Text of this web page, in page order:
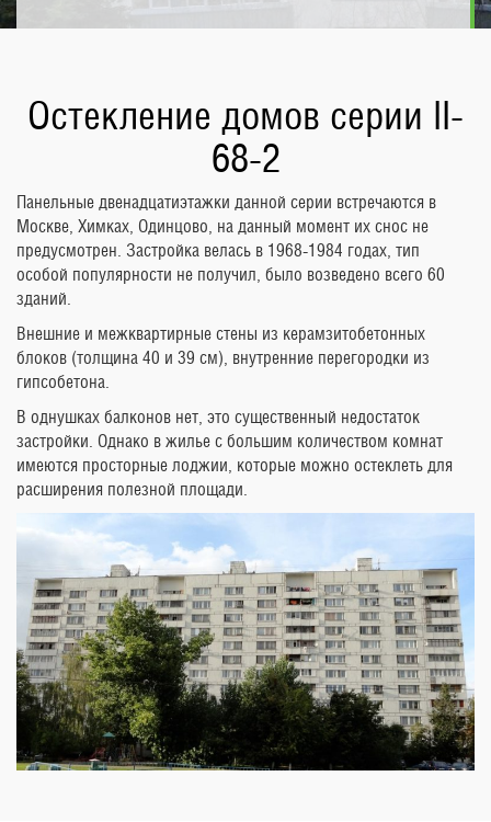
Остекление домов серии II-
68-2
Панельные двенадцатиэтажки данной серии встречаются в
Москве, Химках, Одинцово, на данный момент их снос не
предусмотрен. Застройка велась в 1968-1984 годах, тип
особой популярности не получил, было возведено всего 60
зданий.
Внешние и межквартирные стены из керамзитобетонных
блоков (толщина 40 и 39 см), внутренние перегородки из
гипсобетона.
В однушках балконов нет, это существенный недостаток
застройки. Однако в жилье с большим количеством комнат
имеются просторные лоджии, которые можно остеклеть для
расширения полезной площади.